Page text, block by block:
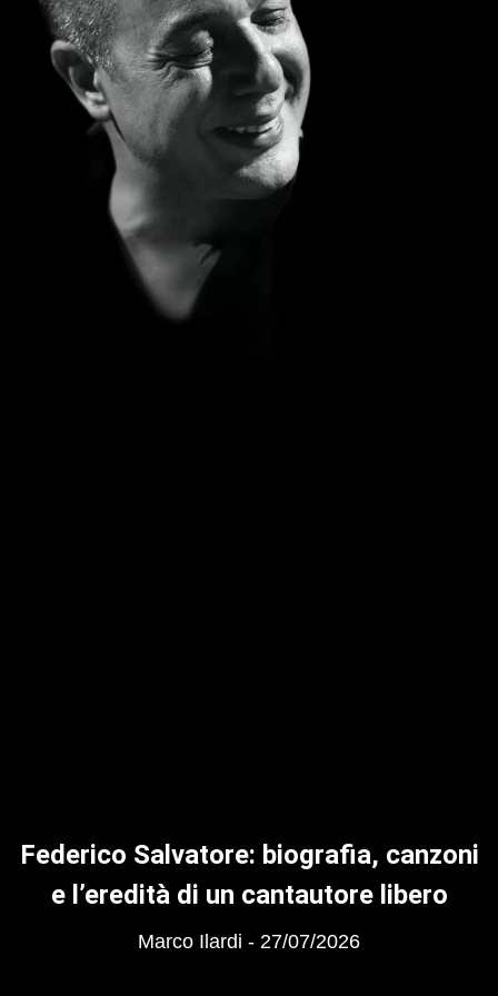
Federico Salvatore: biografia, canzoni
e l’eredità di un cantautore libero
Marco Ilardi 27/07/2026